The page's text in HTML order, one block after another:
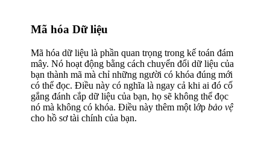
Mã hóa Dữ liệu
Mã hóa dữ liệu là phần quan trọng trong kế toán đám
mây. Nó hoạt động bằng cách chuyển đổi dữ liệu của
bạn thành mã mà chỉ những người có khóa đúng mới
có thể đọc. Điều này có nghĩa là ngay cả khi ai đó cố
gắng đánh cắp dữ liệu của bạn, họ sẽ không thể đọc
nó mà không có khóa. Điều này thêm một lớpbảo vệ
cho hồ sơ tài chính của bạn.